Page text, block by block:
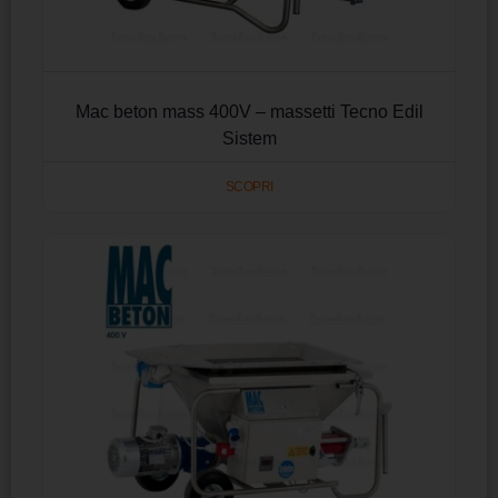
Mac beton mass 400V – massetti Tecno Edil
Sistem
SCOPRI